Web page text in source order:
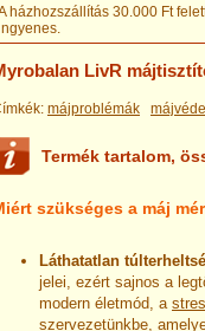
házhozszállítás 30.000 Ft
.
LivR
májproblémák
Termék tartalom,
szükséges a máj
Láthatatlan
jelei, ezért sajnos a
modern életmód, a
szervezetünkbe,